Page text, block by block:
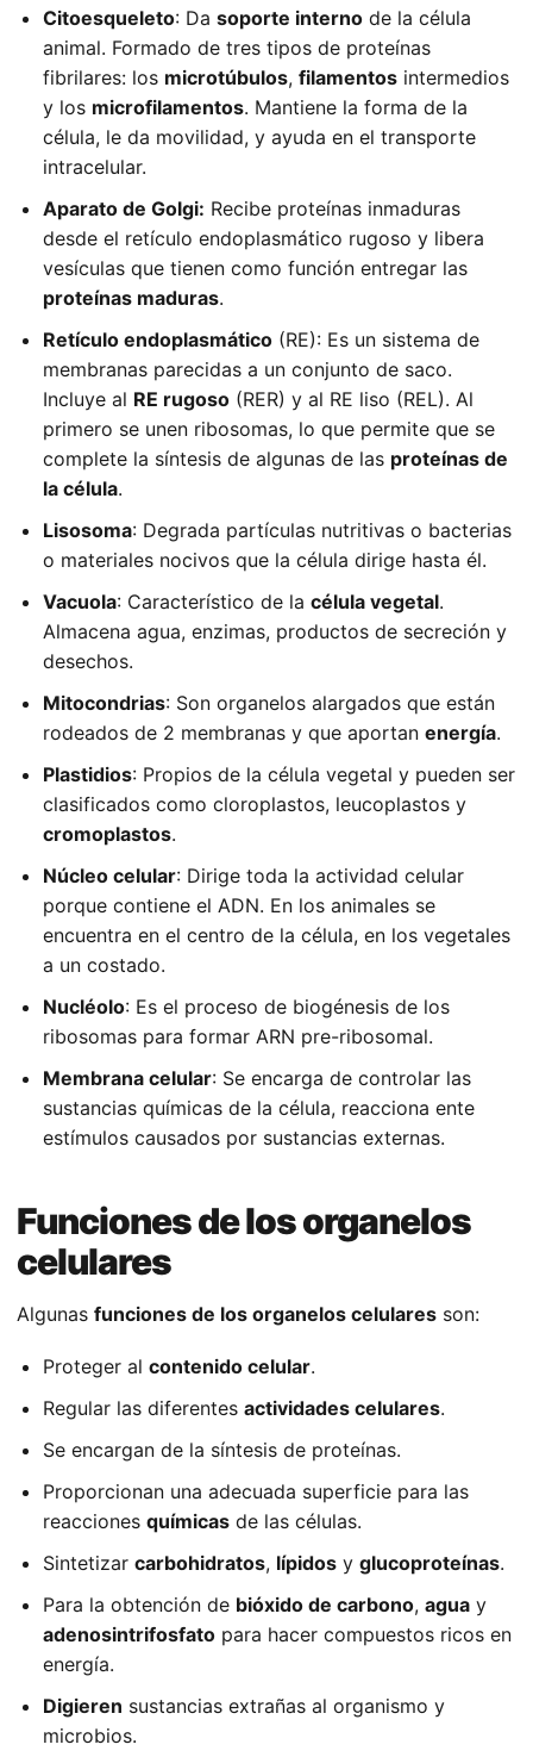
Citoesqueleto: Da soporte interno de la célula
animal. Formado de tres tipos de proteínas
fibrilares: los microtúbulos, filamentos intermedios
y los microfilamentos. Mantiene la forma de la
célula, le da movilidad, y ayuda en el transporte
intracelular.
Aparato de Golgi: Recibe proteínas inmaduras
desde el retículo endoplasmático rugoso y libera
vesículas que tienen como función entregar las
proteínas maduras.
Retículo endoplasmático (RE): Es un sistema de
membranas parecidas a un conjunto de saco.
Incluye al RE rugoso (RER) y al RE liso (REL). Al
primero se unen ribosomas, lo que permite que se
complete la síntesis de algunas de las proteínas de
la célula.
Lisosoma: Degrada partículas nutritivas o bacterias
o materiales nocivos que la célula dirige hasta él.
Vacuola: Característico de la célula vegetal.
Almacena agua, enzimas, productos de secreción y
desechos.
Mitocondrias: Son organelos alargados que están
rodeados de 2 membranas y que aportan energía.
Plastidios: Propios de la célula vegetal y pueden ser
clasificados como cloroplastos, leucoplastos y
cromoplastos.
Núcleo celular: Dirige toda la actividad celular
porque contiene el ADN. En los animales se
encuentra en el centro de la célula, en los vegetales
a un costado.
Nucléolo: Es el proceso de biogénesis de los
ribosomas para formar ARN pre-ribosomal.
Membrana celular: Se encarga de controlar las
sustancias químicas de la célula, reacciona ente
estímulos causados por sustancias externas.
Funciones de los organelos
celulares
Algunas funciones de los organelos celulares son:
Proteger al contenido celular.
Regular las diferentes actividades celulares.
Se encargan de la síntesis de proteínas.
Proporcionan una adecuada superficie para las
reacciones químicas de las células.
Sintetizar carbohidratos, lípidos y glucoproteínas.
Para la obtención de bióxido de carbono, agua y
adenosintrifosfato para hacer compuestos ricos en
energía.
Digieren sustancias extrañas al organismo y
microbios.